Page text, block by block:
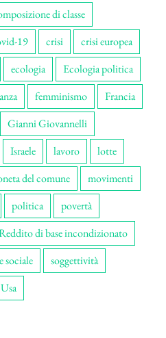
di classe
19 crisi
crisi europea
ecologia
Ecologia politica
femminismo
Francia
Gianni Giovannelli
Israele lavoro
lotte
del comune
movimenti
politica
povertà
di base incondizionato
sociale
soggettività
Usa